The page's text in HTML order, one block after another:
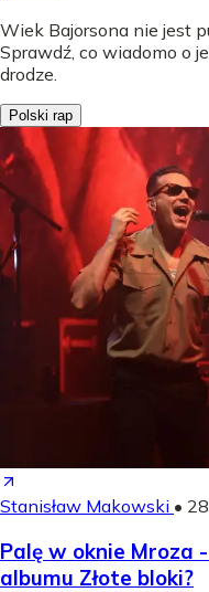
Wiek Bajorsona nie jest
Sprawdź, co wiadomo o
drodze.
Polski rap
Stanisław Makowski •
Palę w oknie Mroza
albumu Złote bloki?